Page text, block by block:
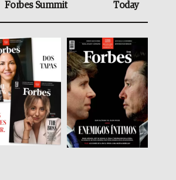
Forbes Summit Today